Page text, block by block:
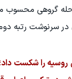
گروهی محسوب
سرنوشت رتبه